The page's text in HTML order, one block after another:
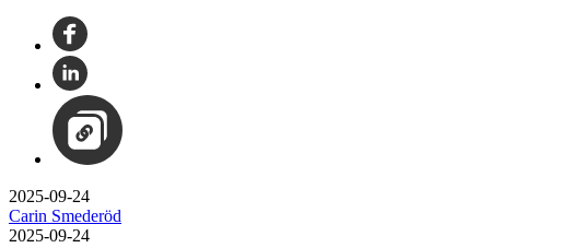
2025-09-24
Carin Smederöd
2025-09-24